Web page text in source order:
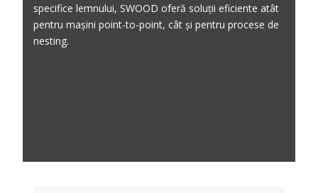
specifice lemnului, SWOOD oferă soluții eficiente atât
pentru mașini point-to-point, cât și pentru procese de
nesting.